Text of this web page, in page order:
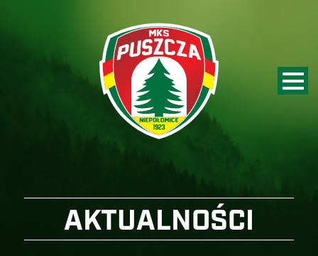
AKTUALNOŚCI